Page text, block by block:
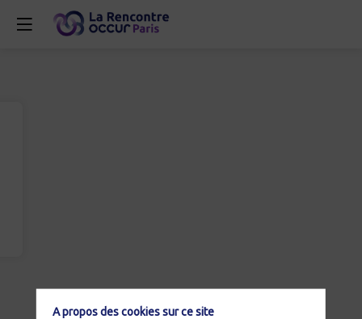
A propos des cookies sur ce site